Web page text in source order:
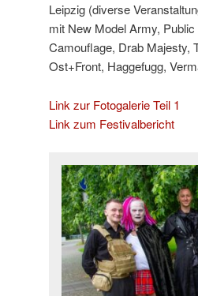
Leipzig (diverse
mit New Model Army,
Camouflage, Drab Majesty,
Ost+Front, Haggefugg,
Link zur Fotogalerie Teil 1
Link zum Festivalbericht